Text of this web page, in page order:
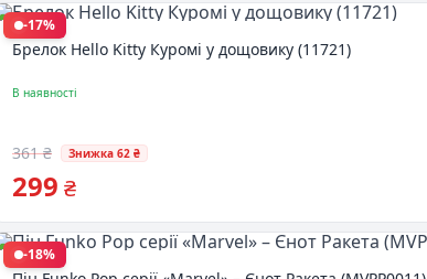
-17%
Брелок Hello Kitty Куромі у дощовику (11721)
В наявності
361 ₴ Знижка 62 ₴
299 ₴
-18%